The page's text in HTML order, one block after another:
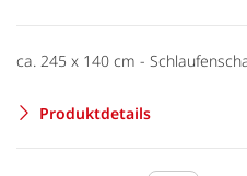
ca. 245 x 140 cm -
Produktdetails